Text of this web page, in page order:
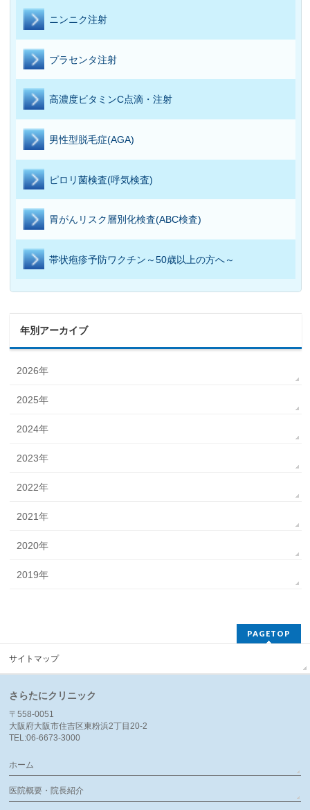
ニンニク注射
プラセンタ注射
高濃度ビタミンC点滴・注射
男性型脱毛症(AGA)
ピロリ菌検査(呼気検査)
胃がんリスク層別化検査(ABC検査)
帯状疱疹予防ワクチン ～50歳以上の方へ～
年別アーカイブ
2026年
2025年
2024年
2023年
2022年
2021年
2020年
2019年
PAGETOP
サイトマップ
さらたにクリニック
〒558-0051
大阪府大阪市住吉区東粉浜2丁目20-2
TEL:06-6673-3000
ホーム
医院概要・院長紹介